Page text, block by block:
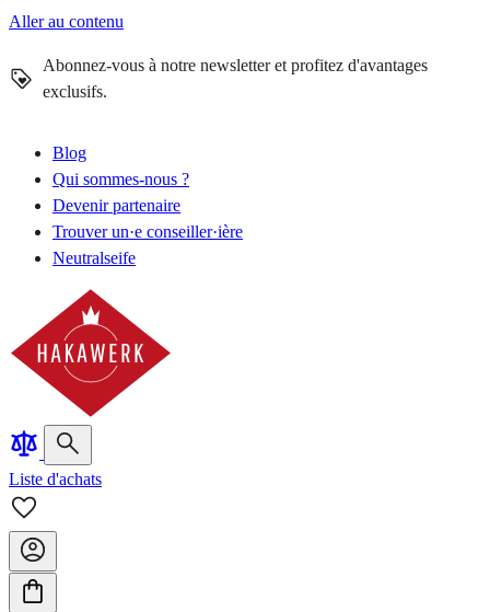
Aller au contenu
Abonnez-vous à notre newsletter et profitez d'avantages
exclusifs.
Blog
Qui sommes-nous ?
Devenir partenaire
Trouver un·e conseiller·ière
Neutralseife
Liste d'achats